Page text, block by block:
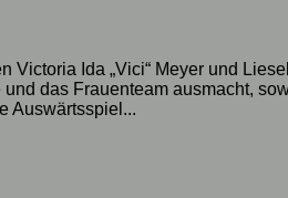
Ida „Vici“ Meyer und
das Frauenteam ausmacht,
Auswärtsspiel...